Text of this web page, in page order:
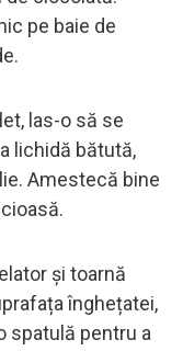
pe baie de
las-o să se
lichidă bătută,
Amestecă bine
și toarnă
înghețatei,
spatulă pentru a